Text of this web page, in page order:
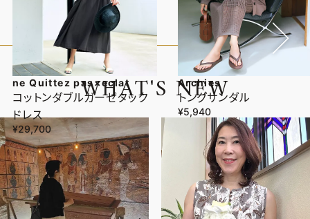
ne Quittez pas×eclat
コットンダブルガーゼタック
ドレス
¥29,700
Archies
トングサンダル
¥5,940
VIEW ALL
WHAT'S NEW